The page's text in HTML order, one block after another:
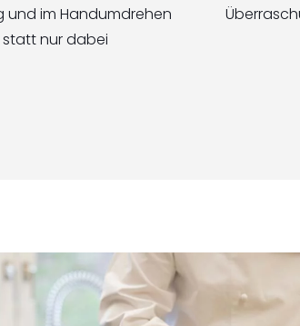
und im Handumdrehen
statt nur dabei